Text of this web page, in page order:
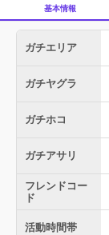
基本情報
ガチエリア
ガチヤグラ
ガチホコ
ガチアサリ
フレンドコー
ド
活動時間帯